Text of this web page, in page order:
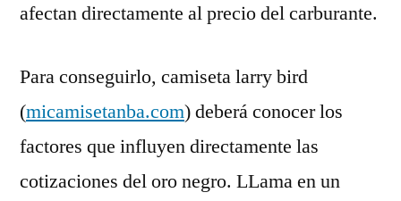
afectan directamente al precio del carburante.
Para conseguirlo, camiseta larry bird
(micamisetanba.com) deberá conocer los
factores que influyen directamente las
cotizaciones del oro negro. LLama en un